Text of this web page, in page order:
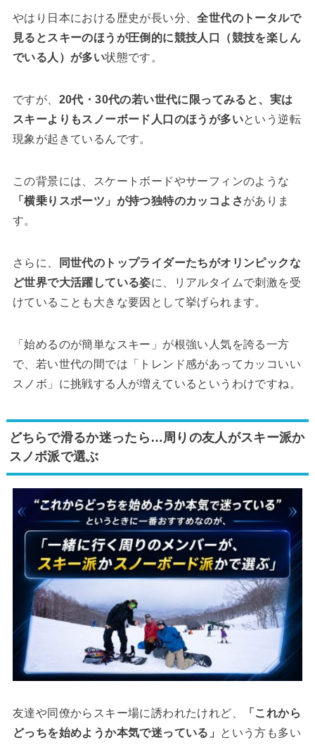
やはり日本における歴史が長い分、全世代のトータルで
見るとスキーのほうが圧倒的に競技人口（競技を楽しん
でいる人）が多い状態です。
ですが、 20代・30代の若い世代に限ってみると、実は
スキーよりもスノーボード人口のほうが多いという逆転
現象が起きているんです。
この背景には、スケートボードやサーフィンのような
「横乗りスポーツ」が持つ独特のカッコよさがありま
す。
さらに、
同世代のトップライダーたちがオリンピックな
ど世界で大活躍している姿に、リアルタイムで刺激を受
けていることも大きな要因として挙げられます。
「始めるのが簡単なスキー」が根強い人気を誇る一方
で、若い世代の間では「トレンド感があってカッコいい
スノボ」に挑戦する人が増えているというわけですね。
どちらで滑るか迷ったら…周りの友人がスキー派か
スノボ派で選ぶ
友達や同僚からスキー場に誘われたけれど、
「これから
どっちを始めようか本気で迷っている」
という方も多い